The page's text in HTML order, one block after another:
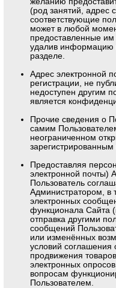
(род занятий, адрес
соответствующие
может в любой
предоставленные
удалив информацию
разделе.
Адрес электронной
регистрации, не
недоступен другим
является
Прочие сведения о
самим
неограниченном
зарегистрированным
Предоставляя
электронной почты)
Пользователь
Администратором, в
электронных
функционала Сайта
отправка другими
сообщений
или изменённых
условий соглашения
продвижения
электронных
вопросам
Пользователем.